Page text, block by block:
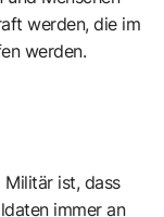
werden, die im
werden.
Militär ist, dass
immer an